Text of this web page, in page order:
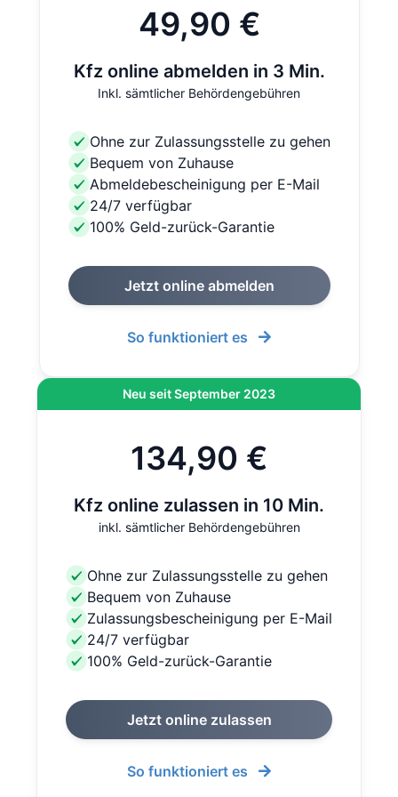
49,90 €
Kfz online abmelden in 3 Min.
Inkl. sämtlicher Behördengebühren
Ohne zur Zulassungsstelle zu gehen
Bequem von Zuhause
Abmeldebescheinigung per E-Mail
24/7 verfügbar
100% Geld-zurück-Garantie
Jetzt online abmelden
So funktioniert es
Neu seit September 2023
134,90 €
Kfz online zulassen in 10 Min.
inkl. sämtlicher Behördengebühren
Ohne zur Zulassungsstelle zu gehen
Bequem von Zuhause
Zulassungsbescheinigung per E-Mail
24/7 verfügbar
100% Geld-zurück-Garantie
Jetzt online zulassen
So funktioniert es